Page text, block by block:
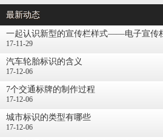
最新动态
一起认识新型的宣传栏样式——电子宣传
17-11-29
汽车轮胎标识的含义
17-12-06
7个交通标牌的制作过程
17-12-06
城市标识的类型有哪些
17-12-06